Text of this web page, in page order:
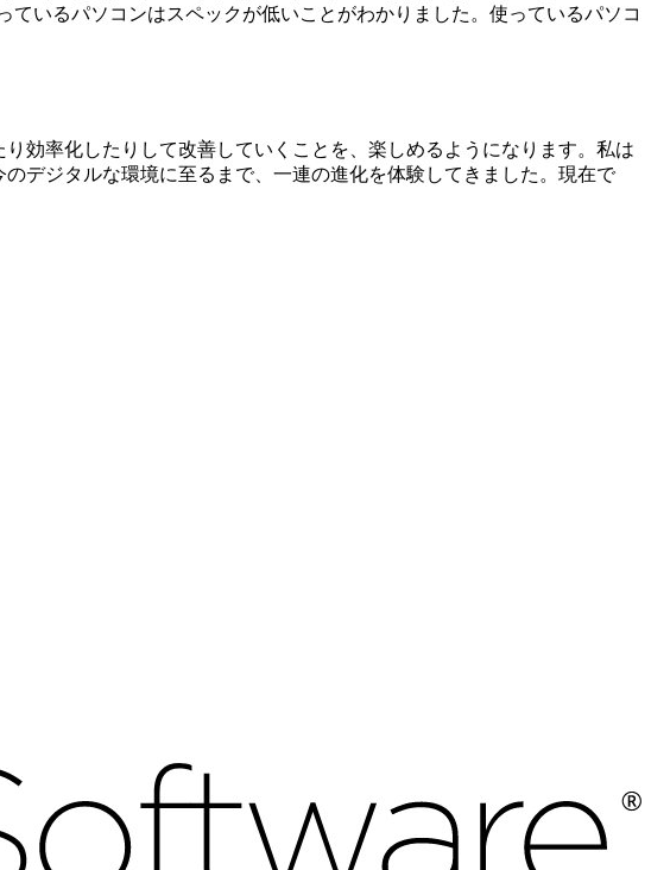
いるパソコンはスペックが低いことがわかりました。使っているパソコ
効率化したりして改善していくことを、楽しめるようになります。私は
デジタルな環境に至るまで、一連の進化を体験してきました。現在で